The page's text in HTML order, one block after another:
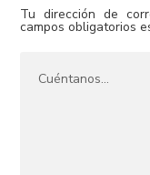
Tu dirección de
campos obligatorios